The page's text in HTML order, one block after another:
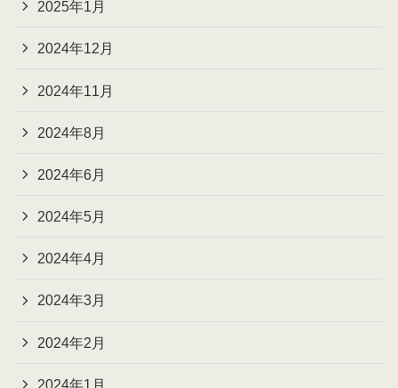
2025年1月
2024年12月
2024年11月
2024年8月
2024年6月
2024年5月
2024年4月
2024年3月
2024年2月
2024年1月